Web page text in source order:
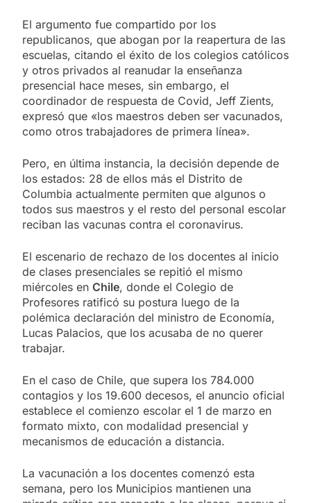
El argumento fue compartido por los
republicanos, que abogan por la reapertura de las
escuelas, citando el éxito de los colegios católicos
y otros privados al reanudar la enseñanza
presencial hace meses, sin embargo, el
coordinador de respuesta de Covid, Jeff Zients,
expresó que «los maestros deben ser vacunados,
como otros trabajadores de primera línea».
Pero, en última instancia, la decisión depende de
los estados: 28 de ellos más el Distrito de
Columbia actualmente permiten que algunos o
todos sus maestros y el resto del personal escolar
reciban las vacunas contra el coronavirus.
El escenario de rechazo de los docentes al inicio
de clases presenciales se repitió el mismo
miércoles en Chile, donde el Colegio de
Profesores ratificó su postura luego de la
polémica declaración del ministro de Economía,
Lucas Palacios, que los acusaba de no querer
trabajar.
En el caso de Chile, que supera los 784.000
contagios y los 19.600 decesos, el anuncio oficial
establece el comienzo escolar el 1 de marzo en
formato mixto, con modalidad presencial y
mecanismos de educación a distancia.
La vacunación a los docentes comenzó esta
semana, pero los Municipios mantienen una